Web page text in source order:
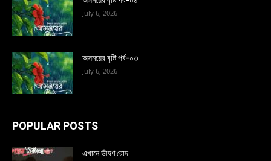
July 6, 2026
অসময়ের বৃষ্টি পর্ব-০৩
July 6, 2026
POPULAR POSTS
এখানে ভীষণ রোদ